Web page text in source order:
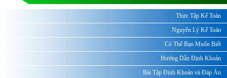
Thực Tập Kế Toán
Nguyên Lý Kế Toán
Có Thể Bạn Muốn Biết
Hướng Dẫn Định Khoản
Bài Tập Định Khoản và Đáp Án